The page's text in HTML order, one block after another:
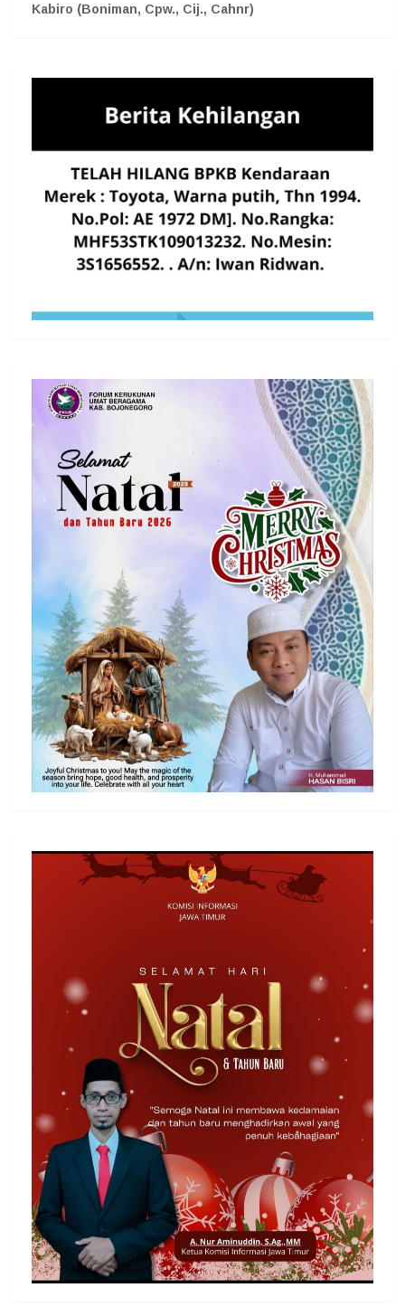
Kabiro (Boniman, Cpw., Cij., Cahnr)